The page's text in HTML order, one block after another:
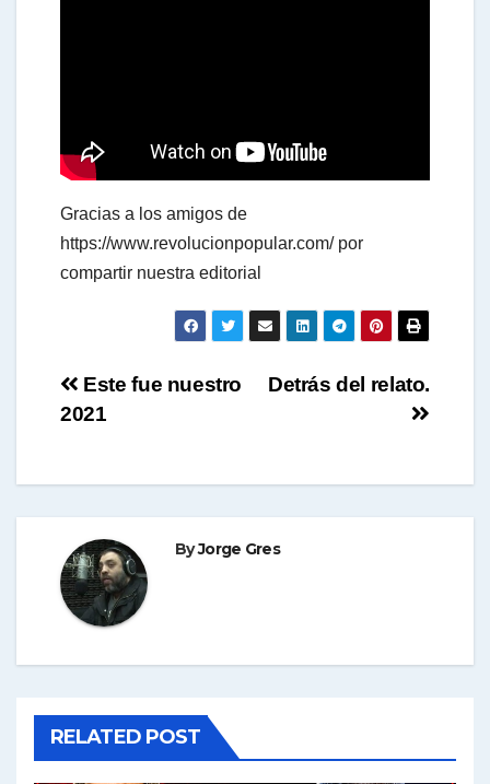
A
p
Gracias a los amigos de
https://www.revolucionpopular.com/ por
compartir nuestra editorial
Navegación
entradas
Detrás del relato.
Este fue nuestro
2021
ByJorge Gres
RELATED POST